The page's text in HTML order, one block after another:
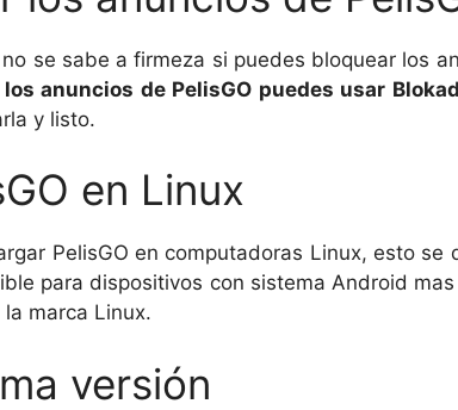
se sabe a firmeza si puedes bloquear los
anuncios de PelisGO puedes usar
y listo.
en Linux
PelisGO en computadoras Linux, esto se
para dispositivos con sistema Android
marca Linux.
versión